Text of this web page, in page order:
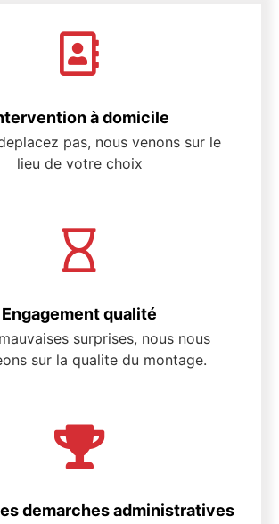
à domicile
pas, nous venons sur le
lieu de votre choix
Engagement qualité
surprises, nous nous
sur la qualite du montage.
demarches administratives